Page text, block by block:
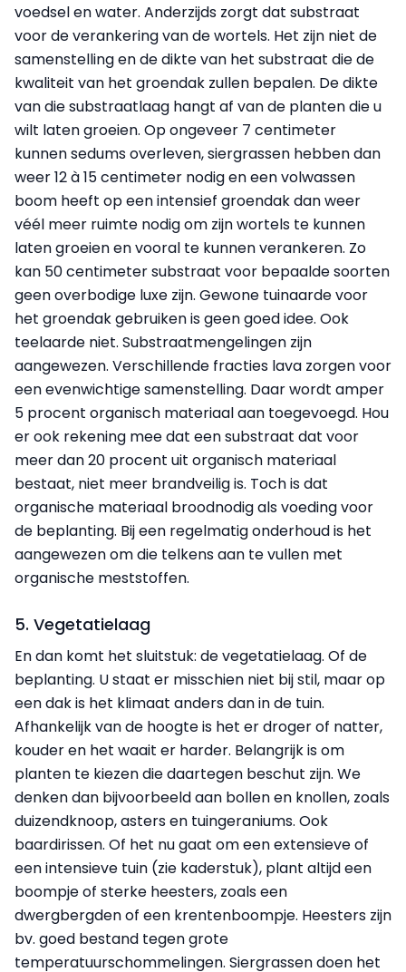
voedsel en water. Anderzijds zorgt dat substraat
voor de verankering van de wortels. Het zijn niet de
samenstelling en de dikte van het substraat die de
kwaliteit van het groendak zullen bepalen. De dikte
van die substraatlaag hangt af van de planten die u
wilt laten groeien. Op ongeveer 7 centimeter
kunnen sedums overleven, siergrassen hebben dan
weer 12 à 15 centimeter nodig en een volwassen
boom heeft op een intensief groendak dan weer
véél meer ruimte nodig om zijn wortels te kunnen
laten groeien en vooral te kunnen verankeren. Zo
kan 50 centimeter substraat voor bepaalde soorten
geen overbodige luxe zijn. Gewone tuinaarde voor
het groendak gebruiken is geen goed idee. Ook
teelaarde niet. Substraatmengelingen zijn
aangewezen. Verschillende fracties lava zorgen voor
een evenwichtige samenstelling. Daar wordt amper
5 procent organisch materiaal aan toegevoegd. Hou
er ook rekening mee dat een substraat dat voor
meer dan 20 procent uit organisch materiaal
bestaat, niet meer brandveilig is. Toch is dat
organische materiaal broodnodig als voeding voor
de beplanting. Bij een regelmatig onderhoud is het
aangewezen om die telkens aan te vullen met
organische meststoffen.
5. Vegetatielaag
En dan komt het sluitstuk: de vegetatielaag. Of de
beplanting. U staat er misschien niet bij stil, maar op
een dak is het klimaat anders dan in de tuin.
Afhankelijk van de hoogte is het er droger of natter,
kouder en het waait er harder. Belangrijk is om
planten te kiezen die daartegen beschut zijn. We
denken dan bijvoorbeeld aan bollen en knollen, zoals
duizendknoop, asters en tuingeraniums. Ook
baardirissen. Of het nu gaat om een extensieve of
een intensieve tuin (zie kaderstuk), plant altijd een
boompje of sterke heesters, zoals een
dwergbergden of een krentenboompje. Heesters zijn
bv. goed bestand tegen grote
temperatuurschommelingen. Siergrassen doen het